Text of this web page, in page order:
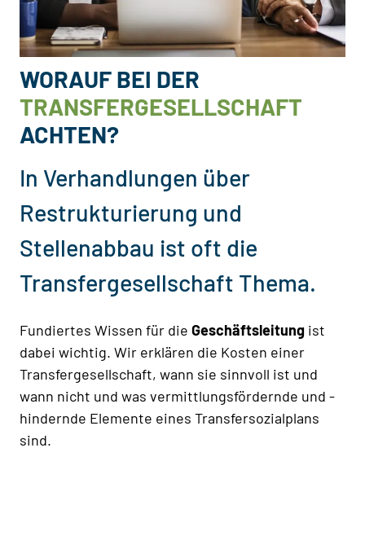
WORAUF BEI DER
TRANSFERGESELLSCHAFT
ACHTEN?
In Verhandlungen über
Restrukturierung und
Stellenabbau ist oft die
Transfergesellschaft Thema.
Fundiertes Wissen für die Geschäftsleitung ist
dabei wichtig. Wir erklären die Kosten einer
Transfergesellschaft, wann sie sinnvoll ist und
wann nicht und was vermittlungsfördernde und -
hindernde Elemente eines Transfersozialplans
sind.